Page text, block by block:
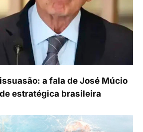
a fala de José Múcio
estratégica brasileira